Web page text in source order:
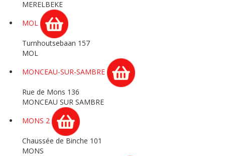
MERELBEKE
MOL
Turnhoutsebaan 157
MOL
MONCEAU-SUR-SAMBRE
Rue de Mons 136
MONCEAU SUR SAMBRE
MONS 2
Chaussée de Binche 101
MONS